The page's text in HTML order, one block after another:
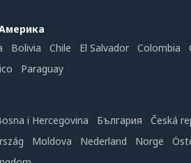
Bolivia Chile El Salvador Colombia
Paraguay
i Hercegovina България Česká
Moldova Nederland Norge